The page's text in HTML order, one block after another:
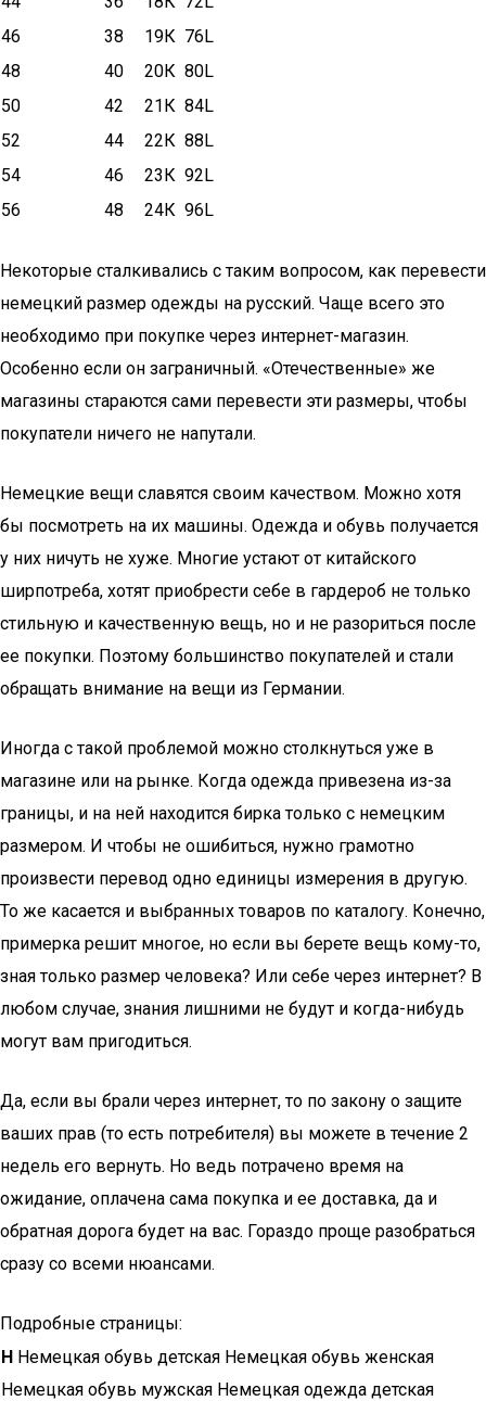
46
38 19К 76L
48
40 20К 80L
50
42 21К 84L
52
44 22К 88L
54
46 23К 92L
56
48 24К 96L
Некоторые сталкивались с таким вопросом, как перевести
немецкий размер одежды на русский. Чаще всего это
необходимо при покупке через интернет-магазин.
Особенно если он заграничный. «Отечественные» же
магазины стараются сами перевести эти размеры, чтобы
покупатели ничего не напутали.
Немецкие вещи славятся своим качеством. Можно хотя
бы посмотреть на их машины. Одежда и обувь получается
у них ничуть не хуже. Многие устают от китайского
ширпотреба, хотят приобрести себе в гардероб не только
стильную и качественную вещь, но и не разориться после
ее покупки. Поэтому большинство покупателей и стали
обращать внимание на вещи из Германии.
Иногда с такой проблемой можно столкнуться уже в
магазине или на рынке. Когда одежда привезена из-за
границы, и на ней находится бирка только с немецким
размером. И чтобы не ошибиться, нужно грамотно
произвести перевод одно единицы измерения в другую.
То же касается и выбранных товаров по каталогу. Конечно,
примерка решит многое, но если вы берете вещь кому-то,
зная только размер человека? Или себе через интернет? В
любом случае, знания лишними не будут и когда-нибудь
могут вам пригодиться.
Да, если вы брали через интернет, то по закону о защите
ваших прав (то есть потребителя) вы можете в течение 2
недель его вернуть. Но ведь потрачено время на
ожидание, оплачена сама покупка и ее доставка, да и
обратная дорога будет на вас. Гораздо проще разобраться
сразу со всеми нюансами.
Подробные страницы:
Н Немецкая обувь детская Немецкая обувь женская
Немецкая обувь мужская Немецкая одежда детская